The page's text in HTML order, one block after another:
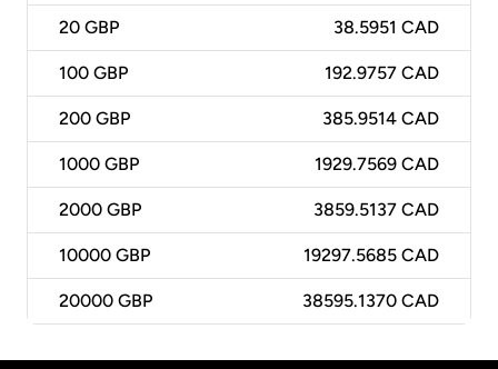
20 GBP 38.5951 CAD
100 GBP 192.9757 CAD
200 GBP 385.9514 CAD
1000 GBP 1929.7569 CAD
2000 GBP 3859.5137 CAD
10000 GBP 19297.5685 CAD
20000 GBP 38595.1370 CAD